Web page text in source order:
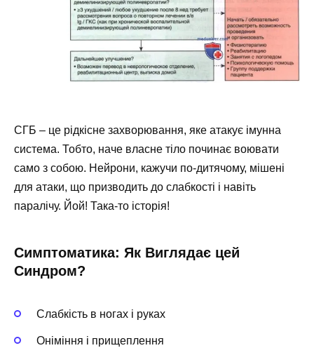
СГБ – це рідкісне захворювання, яке атакує імунна
система. Тобто, наче власне тіло починає воювати
само з собою. Нейрони, кажучи по-дитячому, мішені
для атаки, що призводить до слабкості і навіть
паралічу. Йой! Така-то історія!
Симптоматика: Як Виглядає цей
Синдром?
Слабкість в ногах і руках
Оніміння і прищеплення